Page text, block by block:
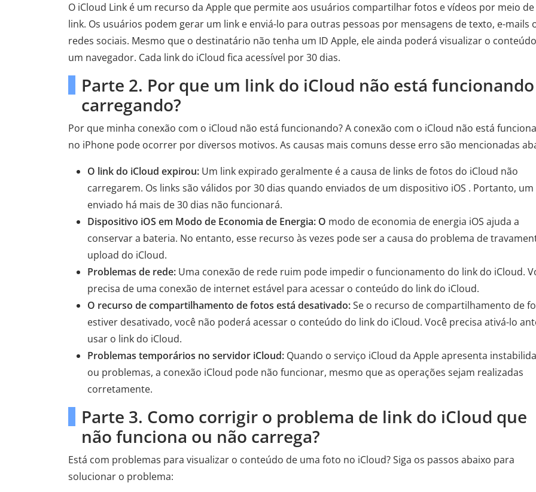
O iCloud Link é um recurso da Apple que permite aos usuários compartilhar fotos e vídeos por meio
link. Os usuários podem gerar um link e enviá-lo para outras pessoas por mensagens de texto, e-mails
redes sociais. Mesmo que o destinatário não tenha um ID Apple, ele ainda poderá visualizar o
um navegador. Cada link do iCloud fica acessível por 30 dias.
Parte 2. Por que um link do iCloud não está
carregando?
Por que minha conexão com o iCloud não está funcionando? A conexão com o iCloud não está
no iPhone pode ocorrer por diversos motivos. As causas mais comuns desse erro são mencionadas
O link do iCloud expirou: Um link expirado geralmente é a causa de links de fotos do iCloud não
carregarem. Os links são válidos por 30 dias quando enviados de um dispositivo iOS . Portanto,
enviado há mais de 30 dias não funcionará.
Dispositivo iOS em Modo de Economia de Energia: O modo de economia de energia iOS ajuda a
conservar a bateria. No entanto, esse recurso às vezes pode ser a causa do problema de
upload do iCloud.
Problemas de rede: Uma conexão de rede ruim pode impedir o funcionamento do link do iCloud.
precisa de uma conexão de internet estável para acessar o conteúdo do link do iCloud.
O recurso de compartilhamento de fotos está desativado:Se o recurso de compartilhamento de
estiver desativado, você não poderá acessar o conteúdo do link do iCloud. Você precisa ativá-lo
usar o link do iCloud.
Problemas temporários no servidor iCloud: Quando o serviço iCloud da Apple apresenta
ou problemas, a conexão iCloud pode não funcionar, mesmo que as operações sejam realizadas
corretamente.
Parte 3. Como corrigir o problema de link do iCloud que
não funciona ou não carrega?
Está com problemas para visualizar o conteúdo de uma foto no iCloud? Siga os passos abaixo para
solucionar o problema: